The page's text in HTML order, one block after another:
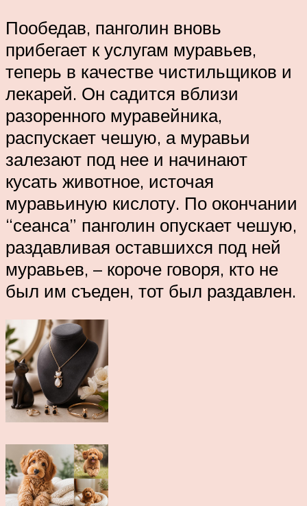
Пообедав, панголин вновь
прибегает к услугам муравьев,
теперь в качестве чистильщиков и
лекарей. Он садится вблизи
разоренного муравейника,
распускает чешую, а муравьи
залезают под нее и начинают
кусать животное, источая
муравьиную кислоту. По окончании
“сеанса” панголин опускает чешую,
раздавливая оставшихся под ней
муравьев, – короче говоря, кто не
был им съеден, тот был раздавлен.